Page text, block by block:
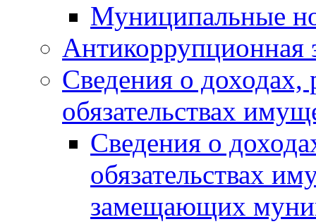
Муниципальные
Антикоррупционная
Сведения о доходах,
обязательствах
Сведения о
обязательствах
замещающих